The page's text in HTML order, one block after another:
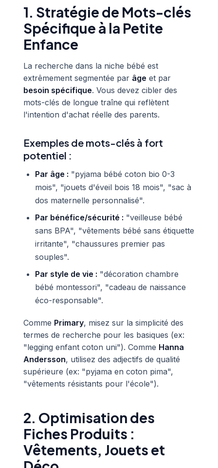
1. Stratégie de Mots-clés
Spécifique à la Petite
Enfance
La recherche dans la niche bébé est
extrêmement segmentée par âge et par
besoin spécifique. Vous devez cibler des
mots-clés de longue traîne qui reflètent
l'intention d'achat réelle des parents.
Exemples de mots-clés à fort
potentiel :
Par âge : "pyjama bébé coton bio 0-3
mois", "jouets d'éveil bois 18 mois", "sac à
dos maternelle personnalisé".
Par bénéfice/sécurité : "veilleuse bébé
sans BPA", "vêtements bébé sans étiquette
irritante", "chaussures premier pas
souples".
Par style de vie : "décoration chambre
bébé montessori", "cadeau de naissance
éco-responsable".
Comme Primary, misez sur la simplicité des
termes de recherche pour les basiques (ex:
"legging enfant coton uni"). Comme Hanna
Andersson, utilisez des adjectifs de qualité
supérieure (ex: "pyjama en coton pima",
"vêtements résistants pour l'école").
2. Optimisation des
Fiches Produits :
Vêtements, Jouets et